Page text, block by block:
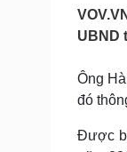
Tin
Tư vấn
Sức
Dinh
UBND
Ông
đó
Được